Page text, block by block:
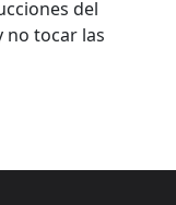
del
no tocar las